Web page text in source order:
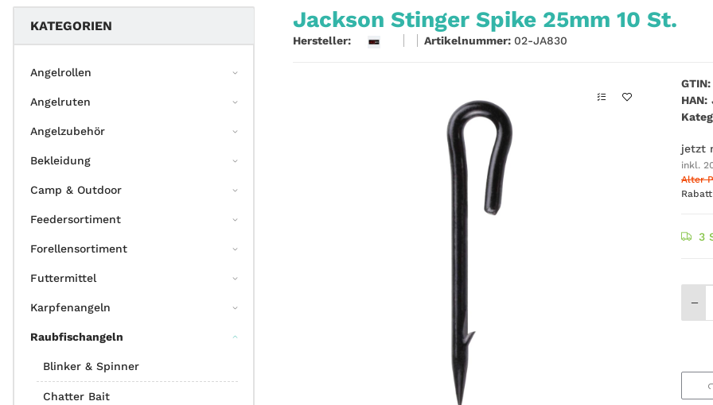
Jackson Stinger Spike 25mm 10 St.
Hersteller: Artikelnummer: 02-JA830
GTIN:
HAN:
jetzt
inkl.
Alter
3
KATEGORIEN
Angelrollen
Angelruten
Angelzubehör
Bekleidung
Camp & Outdoor
Feedersortiment
Forellensortiment
Futtermittel
Karpfenangeln
Raubfischangeln
Blinker & Spinner
Chatter Bait